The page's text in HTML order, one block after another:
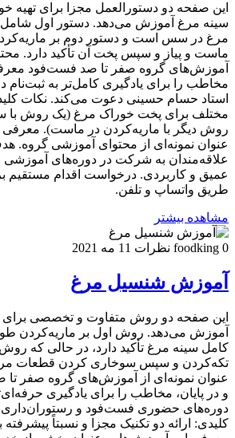
این صفحه دو دستورالعمل مجزا برای تهیه
سینه مرغ آموزش می‌دهد. دستور اول
مرغ در سس است و دستور دوم بر
ماست و پیاز و سپس پخت آن تأکید دارد.
آموزش‌های گروه صفر تا صد فست‌فود
مخاطب را برای یادگیری کامل‌تر به
استاد حسام حسینی دعوت می‌کند. نکات
مختلف برای پخت خوراک مرغ (یک روش
روش دیگر با ماریه‌کردن در ماست). معرفی
عنوان نمونه‌ای از محتوای آموزشی گروه.
علاقه‌مندان به شرکت در دوره‌های
عمیق و کاربردی. درخواست اقدام مستقیم
طریق واتساپ و تلفن.
مشاهده بیشتر
foodking 0 نظرات 11 مه 2021
آموزش شنسیل مرغ
این صفحه دو روش متفاوت و تخصصی برای
آموزش می‌دهد. روش اول بر ماریه‌کردن
کامل سینه مرغ تأکید دارد، در حالی که
تکه‌کردن و سپس سوخاری کردن قطعات
عنوان نمونه‌ای از آموزش‌های گروه صفر
و در پایان، مخاطب را برای یادگیری
دوره‌های حضوری فست‌فود و
کلیدی: ارائه دو تکنیک مجزا و نسبتاً